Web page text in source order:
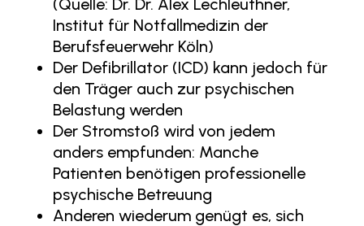
(Quelle: Dr. Dr. Alex Lechleuthner,
Institut für Notfallmedizin der
Berufsfeuerwehr Köln)
Der Defibrillator (ICD) kann jedoch für
den Träger auch zur psychischen
Belastung werden
Der Stromstoß wird von jedem
anders empfunden: Manche
Patienten benötigen professionelle
psychische Betreuung
Anderen wiederum genügt es, sich